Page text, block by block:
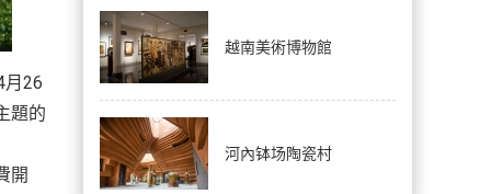
月26
題的
開
越南美術博物館
河內钵场陶瓷村